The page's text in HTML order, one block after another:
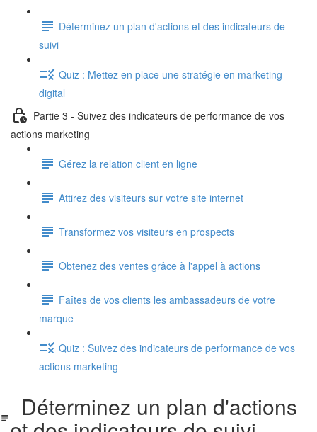
Déterminez un plan d'actions et des indicateurs de
suivi
Quiz : Mettez en place une stratégie en marketing
digital
Partie 3 - Suivez des indicateurs de performance de vos
actions marketing
Gérez la relation client en ligne
Attirez des visiteurs sur votre site internet
Transformez vos visiteurs en prospects
Obtenez des ventes grâce à l'appel à actions
Faîtes de vos clients les ambassadeurs de votre
marque
Quiz : Suivez des indicateurs de performance de vos
actions marketing
Déterminez un plan d'actions